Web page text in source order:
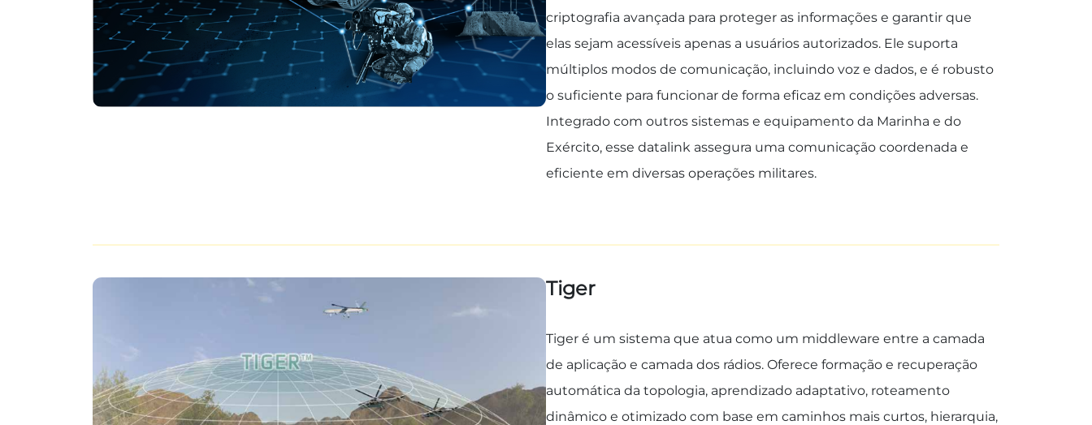
criptografia avançada para proteger as informações e garantir que
elas sejam acessíveis apenas a usuários autorizados. Ele suporta
múltiplos modos de comunicação, incluindo voz e dados, e é robusto
o suficiente para funcionar de forma eficaz em condições adversas.
Integrado com outros sistemas e equipamento da Marinha e do
Exército, esse datalink assegura uma comunicação coordenada e
eficiente em diversas operações militares.
Tiger
Tiger é um sistema que atua como um middleware entre a camada
de aplicação e camada dos rádios. Oferece formação e recuperação
automática da topologia, aprendizado adaptativo, roteamento
dinâmico e otimizado com base em caminhos mais curtos, hierarquia,